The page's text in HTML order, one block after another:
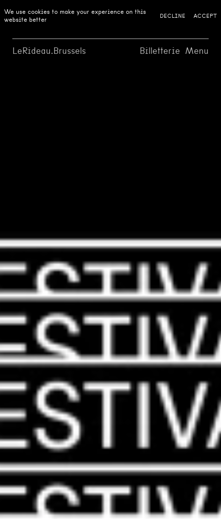
We use cookies to make your experience on this
website better
DECLINE ACCEPT
LeRideau.Brussels Billetterie Menu